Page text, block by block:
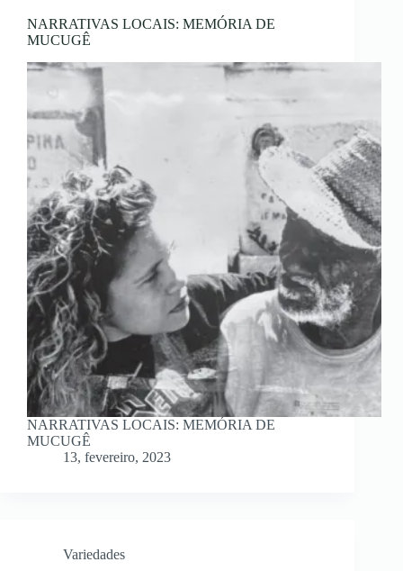
NARRATIVAS LOCAIS: MEMÓRIA DE
MUCUGÊ
NARRATIVAS LOCAIS: MEMÓRIA DE
MUCUGÊ
13, fevereiro, 2023
Variedades